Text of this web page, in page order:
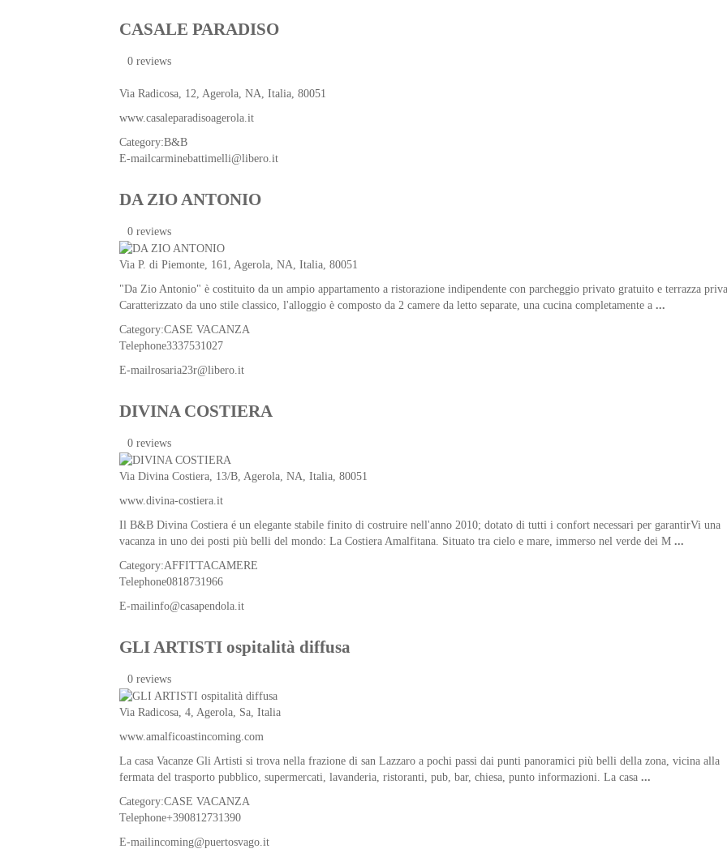
CASALE PARADISO
0 reviews
Via Radicosa, 12, Agerola, NA, Italia, 80051
www.casaleparadisoagerola.it
Category:B&B
E-mailcarminebattimelli@libero.it
DA ZIO ANTONIO
0 reviews
Via P. di Piemonte, 161, Agerola, NA, Italia, 80051
"Da Zio Antonio" è costituito da un ampio appartamento a ristorazione indipendente con parcheggio privato gratuito e terrazza
Caratterizzato da uno stile classico, l'alloggio è composto da 2 camere da letto separate, una cucina completamente a ...
Category:CASE VACANZA
Telephone3337531027
E-mailrosaria23r@libero.it
DIVINA COSTIERA
0 reviews
Via Divina Costiera, 13/B, Agerola NA Italia , 80051
www.divina-costiera.it
Il B&B Divina Costiera é un elegante stabile finito di costruire nell'anno 2010; dotato di tutti i confort necessari per garantirVi una
vacanza in uno dei posti più belli del mondo: La Costiera Amalfitana. Situato tra cielo e mare, immerso nel verde dei M ...
Category:AFFITTACAMERE
Telephone0818731966
E-mailinfo@casapendola.it
GLI ARTISTI ospitalità diffusa
0 reviews
Via Radicosa, 4, Agerola Sa Italia
www.amalficoastincoming.com
La casa Vacanze Gli Artisti si trova nella frazione di san Lazzaro a pochi passi dai punti panoramici più belli della zona, vicina alla
fermata del trasporto pubblico, supermercati, lavanderia, ristoranti, pub, bar, chiesa, punto informazioni. La casa ...
Category:CASE VACANZA
Telephone+390812731390
E-mailincoming@puertosvago.it